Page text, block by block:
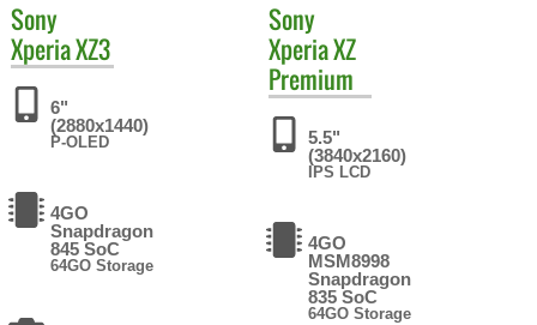
Sony
Xperia XZ3
6"
(2880x1440)
P-OLED
4GO
Snapdragon
845 SoC
64GO Storage
Sony
Xperia XZ
Premium
5.5"
(3840x2160)
IPS LCD
4GO
MSM8998
Snapdragon
835 SoC
64GO Storage